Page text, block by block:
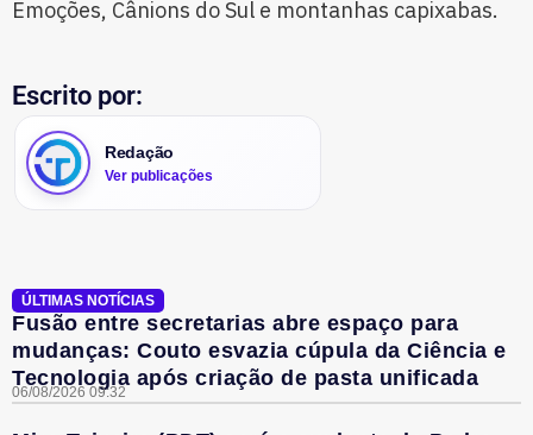
Emoções, Cânions do Sul e montanhas capixabas.
Escrito por:
Redação
Ver publicações
ÚLTIMAS NOTÍCIAS
Fusão entre secretarias abre espaço para
mudanças: Couto esvazia cúpula da Ciência e
Tecnologia após criação de pasta unificada
06/08/2026 09:32